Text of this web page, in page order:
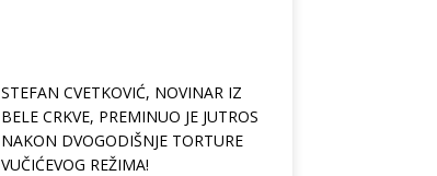
STEFAN CVETKOVIĆ, NOVINAR IZ
BELE CRKVE, PREMINUO JE JUTROS
NAKON DVOGODIŠNJE TORTURE
VUČIĆEVOG REŽIMA!